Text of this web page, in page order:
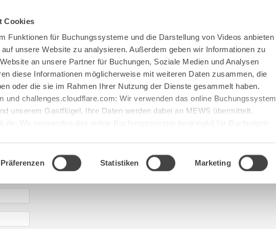
Cookies
Funktionen für Buchungssysteme und die Darstellung von Videos anbieten
unsere Website zu analysieren. Außerdem geben wir Informationen zu
an unsere Partner für Buchungen, Soziale Medien und Analysen
diese Informationen möglicherweise mit weiteren Daten zusammen, die
oder die sie im Rahmen Ihrer Nutzung der Dienste gesammelt haben.
und challenges.cloudflare.com: Wir verwenden das online Buchungssystem
unserem Gastflügel. Ihre Daten werden dabei an MEWS übermittelt.
Präferenzen Statistiken Marketing
verlag@maria[...].de
* required information | erforderliche Informationen | Información requerida